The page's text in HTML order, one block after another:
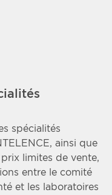
spécialités
ainsi que
limites de vente,
entre le comité
et les laboratoires